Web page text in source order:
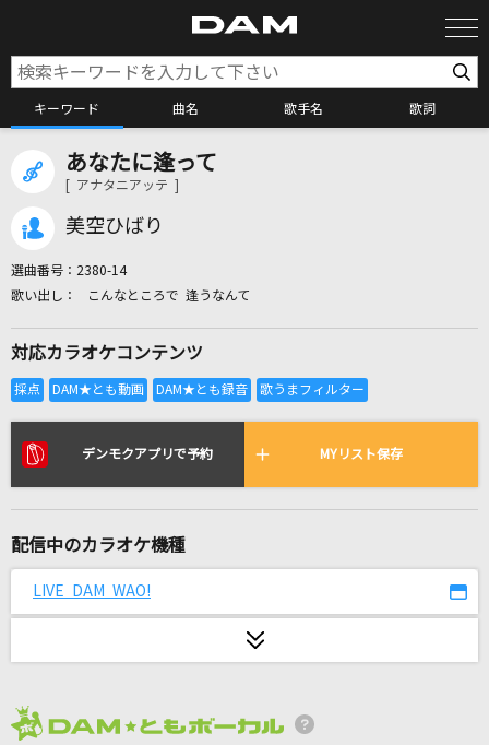
キーワード 曲名 歌手名 歌詞
カラオケ検索
全国りれき
リアルタイムで歌われている曲の一覧
Tokyo Lights 2(東京電燈其二)
劇薬中毒
あなたに逢って
[ アナタニアッテ ]
美空ひばり
選曲番号： 2380-14
こんなところで 逢うなんて
対応カラオケコンテンツ
デンモクアプリで予約 MYリスト保存
配信中のカラオケ機種
LIVE DAM WAO!